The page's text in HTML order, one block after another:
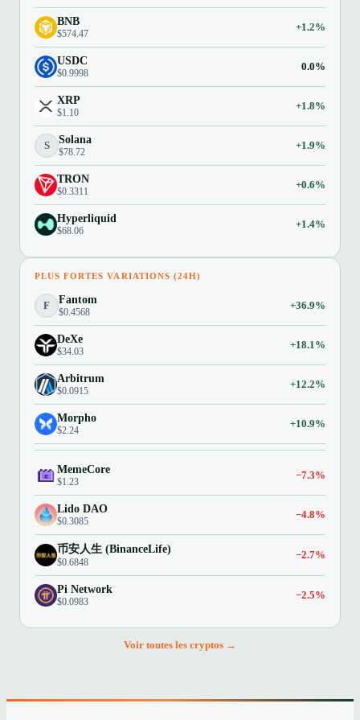
BNB
$574.47
+1.2%
USDC
$0.9998
0.0%
XRP
$1.10
+1.8%
S Solana
$78.72
+1.9%
TRON
$0.3311
+0.6%
Hyperliquid
$68.06
+1.4%
PLUS FORTES VARIATIONS (24H)
F Fantom
$0.4568
+36.9%
DeXe
$34.03
+18.1%
Arbitrum
$0.0915
+12.2%
Morpho
$2.24
+10.9%
MemeCore
$1.23
−7.3%
Lido DAO
$0.3085
−4.8%
币安人生 (BinanceLife)
$0.6848
−2.7%
Pi Network
$0.0983
−2.5%
Voir toutes les cryptos →